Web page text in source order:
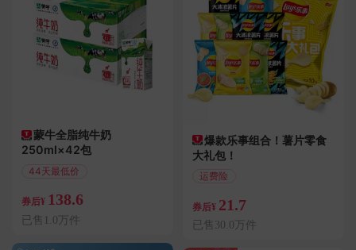
蒙牛全脂纯牛奶
250ml×42包
44天最低价
券后¥ 138.6
已售1.0万件
爆款乐事组合！薯片零食
大礼包！
运费险
券后¥ 21.7
已售30.0万件